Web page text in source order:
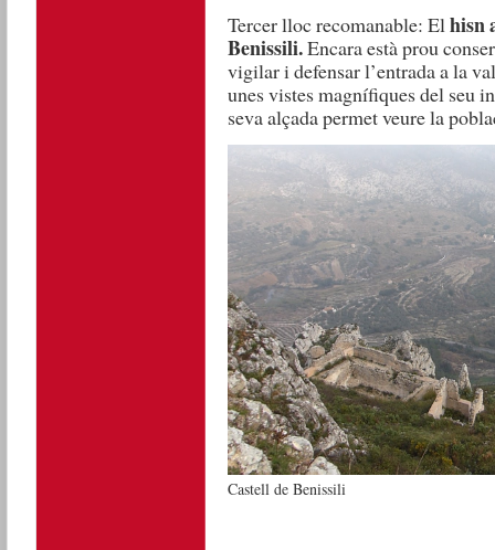
Tercer lloc recomanable: Elhisn
Benissili.Encara està prou
vigilar i defensar l’entrada a la
unes vistes magnífiques del seu
seva alçada permet veure la
Castell de Benissili